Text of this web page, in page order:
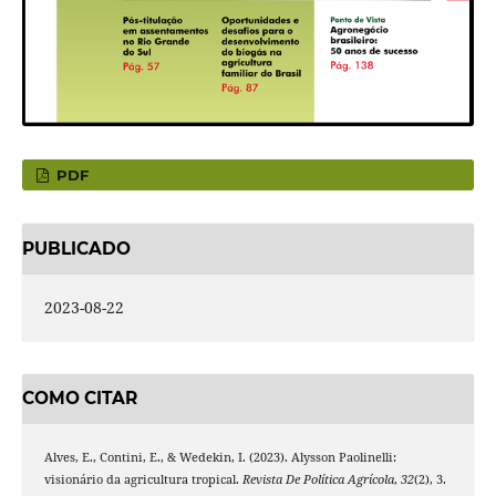
PDF
PUBLICADO
2023-08-22
COMO CITAR
Alves, E., Contini, E., & Wedekin, I. (2023). Alysson Paolinelli:
visionário da agricultura tropical. Revista De Política Agrícola, 32(2), 3.